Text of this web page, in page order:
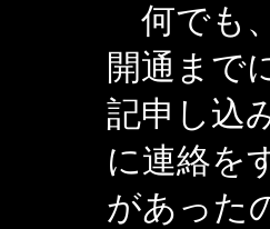
何でも
開通まで
記申し込
に連絡を
があった